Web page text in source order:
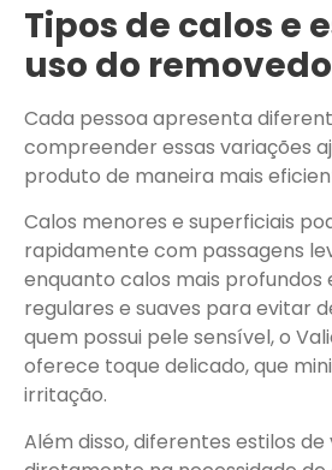
Tipos de calos e
uso do
Cada pessoa apresenta
compreender essas variações
produto de maneira mais
Calos menores e superficiais
rapidamente com passagens
enquanto calos mais profundos
regulares e suaves para evitar
quem possui pele sensível, o
oferece toque delicado, que
irritação.
Além disso, diferentes estilos